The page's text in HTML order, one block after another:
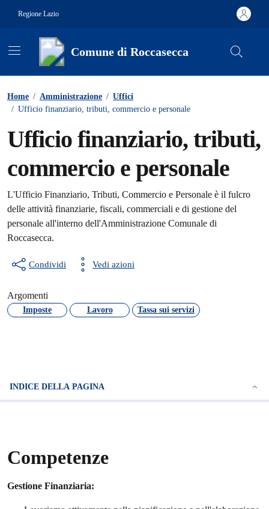
Regione Lazio
Comune di Roccasecca
Home / Amministrazione / Uffici
/ Ufficio finanziario, tributi, commercio e personale
Ufficio finanziario, tributi,
commercio e personale
L'Ufficio Finanziario, Tributi, Commercio e Personale è il fulcro
delle attività finanziarie, fiscali, commerciali e di gestione del
personale all'interno dell'Amministrazione Comunale di
Roccasecca.
Condividi Vedi azioni
Argomenti
Imposte Lavoro Tassa sui servizi
INDICE DELLA PAGINA
Competenze
Gestione Finanziaria: